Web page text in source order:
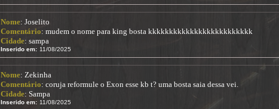
Nome: Joselito
Comentário: mudem o nome para king bosta kkkkkkkkkkkkkkkkkkkkkkkkk
Cidade: sampa
Inserido em: 11/08/2025
Nome: Zekinha
Comentário: coruja reformule o Exon esse kb t? uma bosta saia dessa vei.
Cidade: Sampa
Inserido em: 11/08/2025